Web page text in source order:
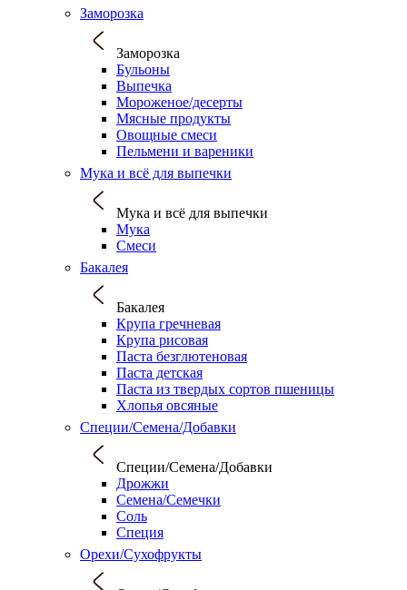
Заморозка
Заморозка
Бульоны
Выпечка
Мороженое/десерты
Мясные продукты
Овощные смеси
Пельмени и вареники
Мука и всё для выпечки
Мука и всё для выпечки
Мука
Смеси
Бакалея
Бакалея
Крупа гречневая
Крупа рисовая
Паста безглютеновая
Паста детская
Паста из твердых сортов пшеницы
Хлопья овсяные
Специи/Семена/Добавки
Специи/Семена/Добавки
Дрожжи
Семена/Семечки
Соль
Специя
Орехи/Сухофрукты